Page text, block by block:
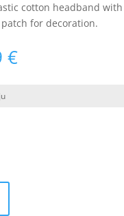
cotton headband with
for decoration.
€Raspon
cijena: